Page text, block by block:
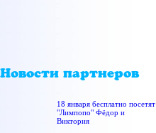
Новости партнеров
18 января бесплатно посетят
"Лимпопо" Фёдор и
Виктория